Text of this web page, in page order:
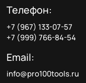
Телефон:
+7 (967) 133-07-57
+7 (999) 766-84-54
Email:
info@pro100tools.ru